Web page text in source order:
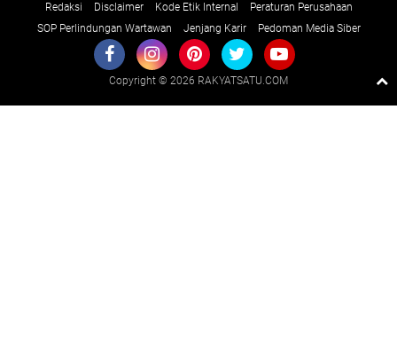
Redaksi Disclaimer Kode Etik Internal
Peraturan Perusahaan
SOP Perlindungan Wartawan
Jenjang Karir Pedoman Media Siber
Copyright © 2026 RAKYATSATU.COM
Raushan